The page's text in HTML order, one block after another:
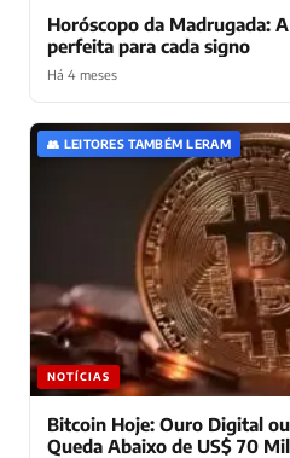
Horóscopo da Madrugada:
perfeita para cada signo
Há 4 meses
👥 LEITORES TAMBÉM LERAM
NOTÍCIAS
Bitcoin Hoje: Ouro Digital
Queda Abaixo de US$ 70